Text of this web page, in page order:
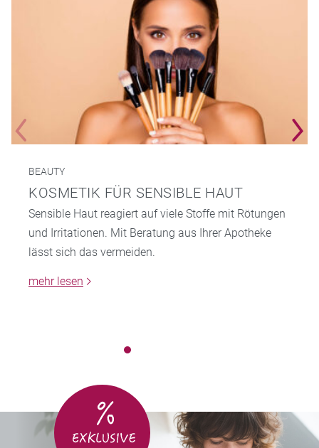
BEAUTY
KOSMETIK FÜR SENSIBLE HAUT
Sensible Haut reagiert auf viele Stoffe mit Rötungen
und Irritationen. Mit Beratung aus Ihrer Apotheke
lässt sich das vermeiden.
mehr lesen